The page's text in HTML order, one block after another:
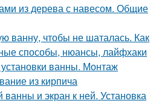
из дерева с навесом. Общие
ванну, чтобы не шаталась. Как
способы, нюансы, лайфхаки
ванны. Монтаж
из кирпича
ванны и экран к ней. Установка